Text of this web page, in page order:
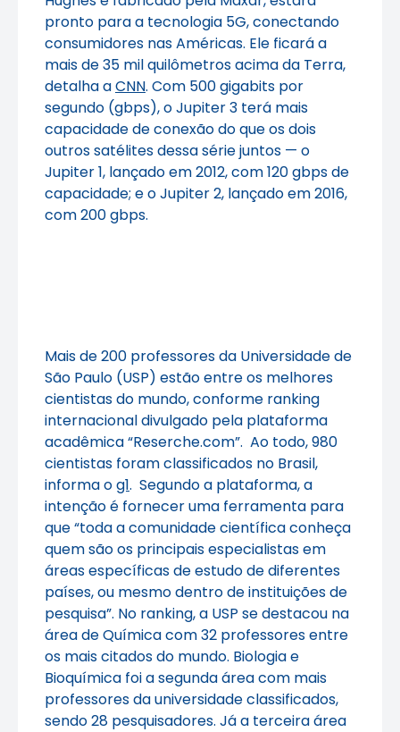
pronto para a tecnologia 5G, conectando
consumidores nas Américas. Ele ficará a
mais de 35 mil quilômetros acima da Terra,
detalha aCNN. Com 500 gigabits por
segundo (gbps), o Jupiter 3 terá mais
capacidade de conexão do que os dois
outros satélites dessa série juntos — o
Jupiter 1, lançado em 2012, com 120 gbps de
capacidade; e o Jupiter 2, lançado em 2016,
com 200 gbps.
Mais de 200 professores da Universidade de
São Paulo (USP) estão entre os melhores
cientistas do mundo, conforme ranking
internacional divulgado pela plataforma
acadêmica “Reserche.com”. Ao todo, 980
cientistas foram classificados no Brasil,
informa og1. Segundo a plataforma, a
intenção é fornecer uma ferramenta para
que “toda a comunidade científica conheça
quem são os principais especialistas em
áreas específicas de estudo de diferentes
países, ou mesmo dentro de instituições de
pesquisa”. No ranking, a USP se destacou na
área de Química com 32 professores entre
os mais citados do mundo. Biologia e
Bioquímica foi a segunda área com mais
professores da universidade classificados,
sendo 28 pesquisadores. Já a terceira área